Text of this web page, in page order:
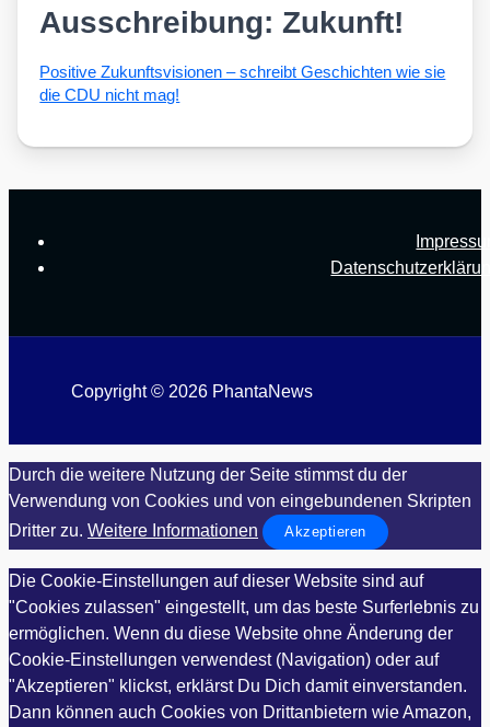
Ausschreibung: Zukunft!
Posi­ti­ve Zukunfts­vi­sio­nen – schreibt Geschich­ten wie sie
die CDU nicht mag!
Copyright © 2026 PhantaNews
Durch die weitere Nutzung der Seite stimmst du der
Verwendung von Cookies und von eingebundenen Skripten
Dritter zu. Weitere Informationen Akzeptieren
Die Cookie-Einstellungen auf dieser Website sind auf
"Cookies zulassen" eingestellt, um das beste Surferlebnis zu
ermöglichen. Wenn du diese Website ohne Änderung der
Cookie-Einstellungen verwendest (Navigation) oder auf
"Akzeptieren" klickst, erklärst Du Dich damit einverstanden.
Dann können auch Cookies von Drittanbietern wie Amazon,